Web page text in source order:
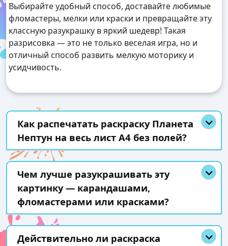
Выбирайте удобный способ, доставайте любимые
фломастеры, мелки или краски и превращайте эту
классную разукрашку в яркий шедевр! Такая
разрисовка — это не только веселая игра, но и
отличный способ развить мелкую моторику и
усидчивость.
Как распечатать раскраску Планета
Нептун на весь лист А4 без полей?
Чем лучше разукрашивать эту
картинку — карандашами,
фломастерами или красками?
Действительно ли раскраска